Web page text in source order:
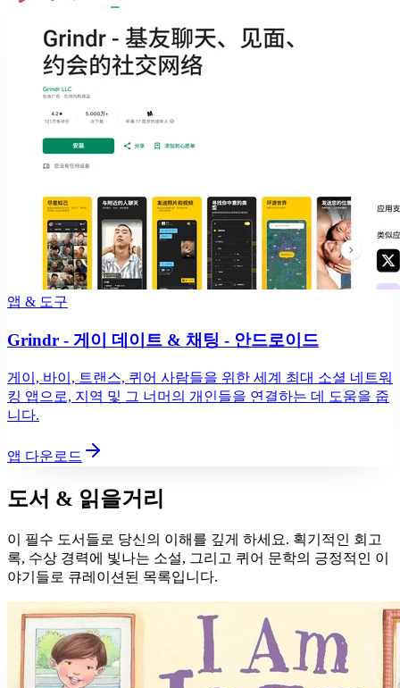
앱 & 도구
Grindr - 게이 데이트 & 채팅 - 안드로이드
게이, 바이, 트랜스, 퀴어 사람들을 위한 세계 최대 소셜 네트워
킹 앱으로, 지역 및 그 너머의 개인들을 연결하는 데 도움을 줍
니다.
앱 다운로드
도서 & 읽을거리
이 필수 도서들로 당신의 이해를 깊게 하세요. 획기적인 회고
록, 수상 경력에 빛나는 소설, 그리고 퀴어 문학의 긍정적인 이
야기들로 큐레이션된 목록입니다.